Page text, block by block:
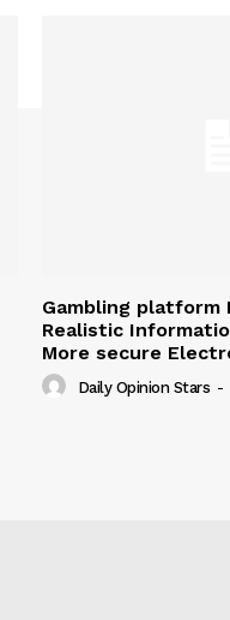
Gambling
Realistic
More secure
Daily Opinion Stars -